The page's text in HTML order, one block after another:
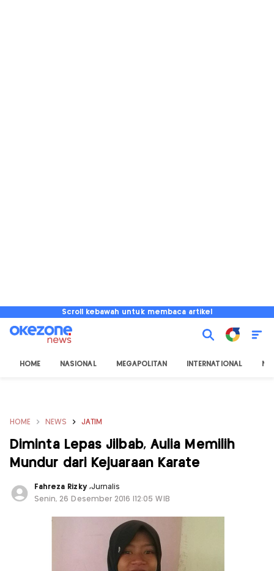
Scroll kebawah untuk membaca artikel
HOME NASIONAL MEGAPOLITAN INTERNATIONAL
HOME NEWS JATIM
Diminta Lepas Jilbab, Aulia Memilih
Mundur dari Kejuaraan Karate
Fahreza Rizky ,Jurnalis
Senin, 26 Desember 2016 |12:05 WIB